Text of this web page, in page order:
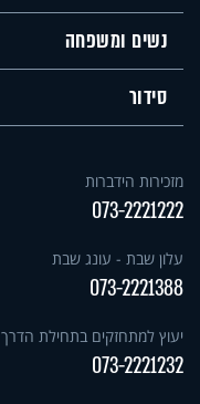
נשים ומשפחה
סידור
מזכירות הידברות
073-2221222
עלון שבת - עונג שבת
073-2221388
יעוץ למתחזקים בתחילת הדרך
073-2221232